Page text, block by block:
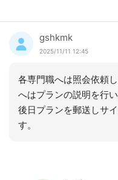
gshkmk
2025/11/11 12:45
各専門職へは照会依頼
へはプランの説明を行
後日プランを郵送しサ
す。